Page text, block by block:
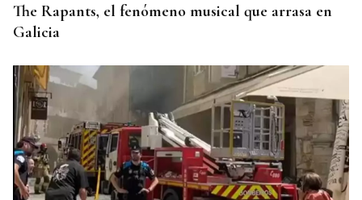
The Rapants, el fenómeno musical que arrasa en
Galicia